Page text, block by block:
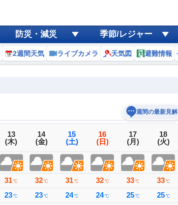
防災・減災 季節/レジャー
2週間天気 ライブカメラ 天気図 避難情報
週間の最新見解
13
(木)
31℃
23℃
14
(金)
32℃
23℃
15
(土)
31℃
24℃
16
(日)
32 ℃
24 ℃
17
(月)
33 ℃
25 ℃
18
(火)
33 ℃
25 ℃